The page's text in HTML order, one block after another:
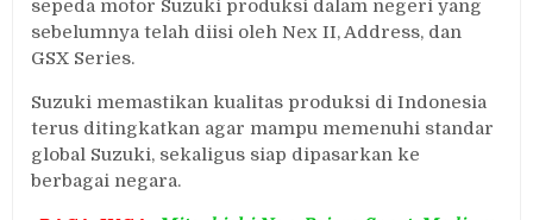
sepeda motor Suzuki produksi dalam negeri yang
sebelumnya telah diisi oleh Nex II, Address, dan
GSX Series.
Suzuki memastikan kualitas produksi di Indonesia
terus ditingkatkan agar mampu memenuhi standar
global Suzuki, sekaligus siap dipasarkan ke
berbagai negara.